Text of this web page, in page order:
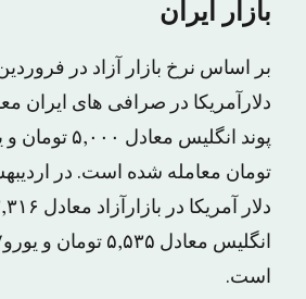
بازار ایران
بر اساس نرخ بازار آزاد در
تومان معامله شده است. در
است.